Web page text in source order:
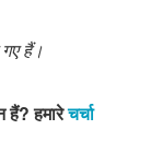
गए हैं।
हैं? हमारेचर्चा